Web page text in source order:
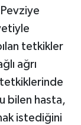
tetkikler
ağrı
bilen hasta,
istediğini